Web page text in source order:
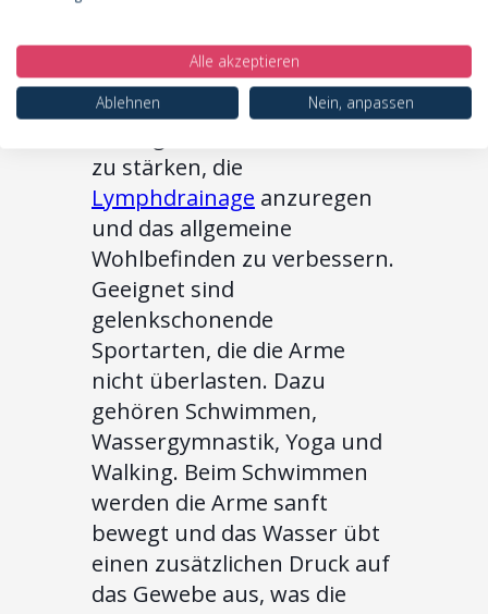
Regelmäßige Bewegung ist
auch bei Lipödem-Armen
zu stärken, die
Lymphdrainage anzuregen
und das allgemeine
Wohlbefinden zu verbessern.
Geeignet sind
gelenkschonende
Sportarten, die die Arme
nicht überlasten. Dazu
gehören Schwimmen,
Wassergymnastik, Yoga und
Walking. Beim Schwimmen
werden die Arme sanft
bewegt und das Wasser übt
einen zusätzlichen Druck auf
das Gewebe aus, was die
Alle akzeptieren
Ablehnen
Nein, anpassen